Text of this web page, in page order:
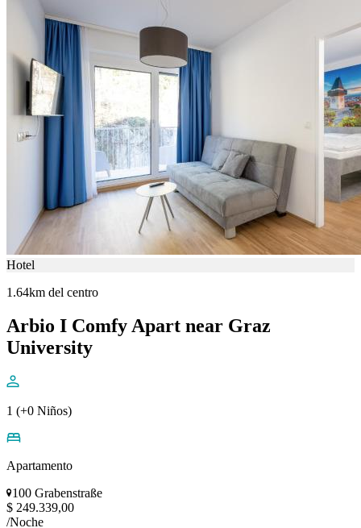
Hotel
1.64km del centro
Arbio I Comfy Apart near Graz
University
1 (+0 Niños)
Apartamento
100 Grabenstraße
$ 249.339,00
/Noche